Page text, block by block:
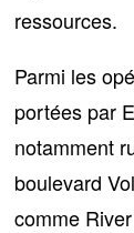
ressources.
Parmi les
portées par
notamment
boulevard
comme